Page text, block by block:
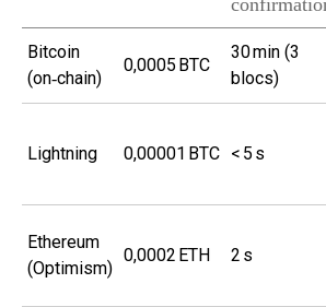
Bitcoin
(on‑chain)
0,0005 BTC
30 min (3
blocs)
Lightning 0,00001 BTC < 5 s
Ethereum
(Optimism)
0,0002 ETH 2 s